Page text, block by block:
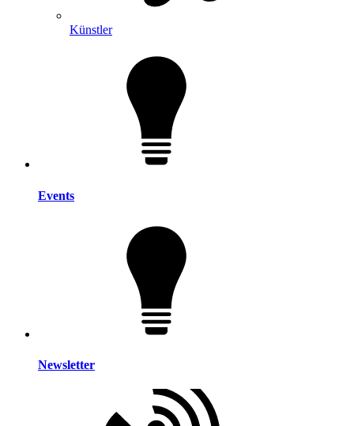
Künstler
Events
Newsletter